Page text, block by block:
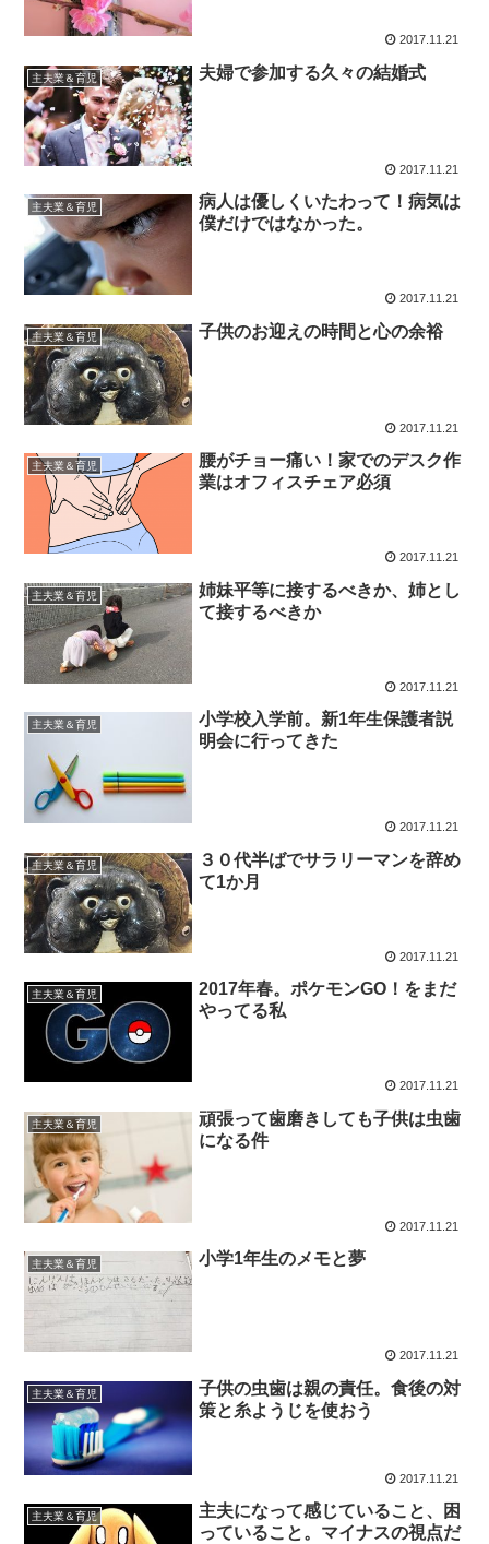
2017.11.21
主夫業＆育児 夫婦で参加する久々の結婚式
2017.11.21
主夫業＆育児
病人は優しくいたわって！病気は
僕だけではなかった。
2017.11.21
主夫業＆育児 子供のお迎えの時間と心の余裕
2017.11.21
主夫業＆育児
腰がチョー痛い！家でのデスク作
業はオフィスチェア必須
2017.11.21
主夫業＆育児
姉妹平等に接するべきか、姉とし
て接するべきか
2017.11.21
主夫業＆育児
小学校入学前。新1年生保護者説
明会に行ってきた
2017.11.21
主夫業＆育児
３０代半ばでサラリーマンを辞め
て1か月
2017.11.21
主夫業＆育児
2017年春。ポケモンGO！をまだ
やってる私
2017.11.21
主夫業＆育児
頑張って歯磨きしても子供は虫歯
になる件
2017.11.21
主夫業＆育児 小学1年生のメモと夢
2017.11.21
主夫業＆育児
子供の虫歯は親の責任。食後の対
策と糸ようじを使おう
2017.11.21
主夫業＆育児
主夫になって感じていること、困
っていること。マイナスの視点だ